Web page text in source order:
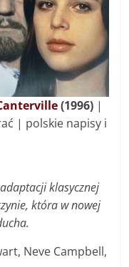
(1996) |
| polskie napisy i
klasycznej
która w nowej
Neve Campbell,